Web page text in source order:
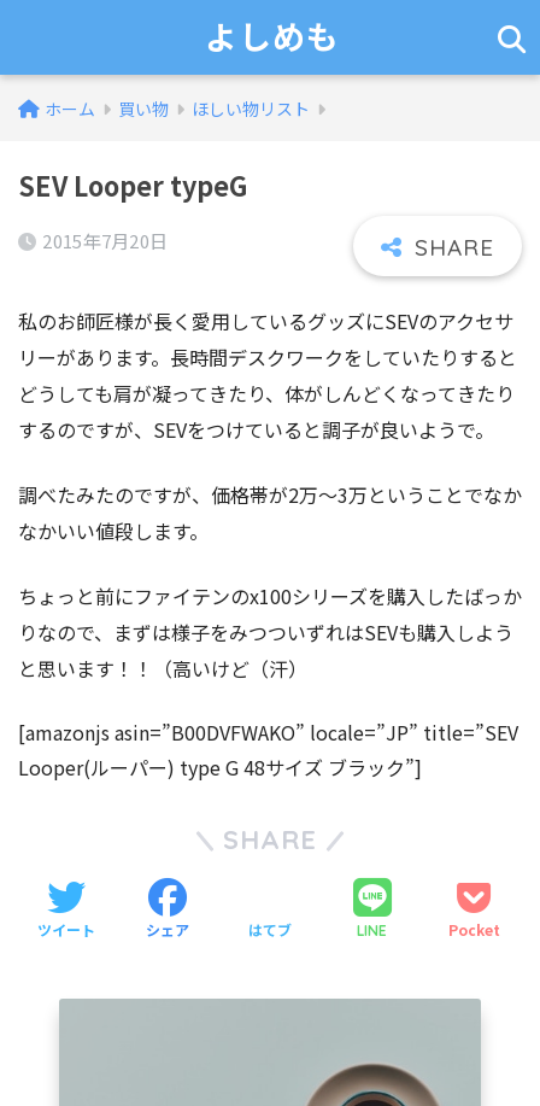
よしめも
ホーム 買い物 ほしい物リスト
SEV Looper typeG
2015年7月20日
私のお師匠様が長く愛用しているグッズにSEVのアクセサ
リーがあります。長時間デスクワークをしていたりすると
どうしても肩が凝ってきたり、体がしんどくなってきたり
するのですが、SEVをつけていると調子が良いようで。
調べたみたのですが、価格帯が2万～3万ということでなか
なかいい値段します。
ちょっと前にファイテンのx100シリーズを購入したばっか
りなので、まずは様子をみつついずれはSEVも購入しよう
と思います！！（高いけど（汗）
[amazonjs asin=”B00DVFWAKO” locale=”JP” title=”SEV
Looper(ルーパー) type G 48サイズ ブラック”]
SHARE
ツイート シェア はてブ LINE Pocket